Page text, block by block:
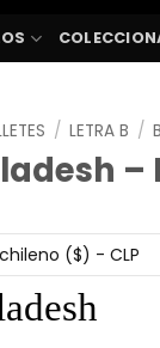
/ LETRA B /
–
($) - CLP